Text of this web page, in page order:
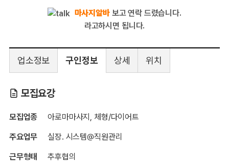
마사지알바보고 연락 드렸습니다.
라고하시면 됩니다.
업소정보 구인정보 상세 위치
샤넬마사지
모집요강
모집업종 아로마마사지, 체형/다이어트
주요업무 실장. 시스템@직원관리
근무형태 추후협의